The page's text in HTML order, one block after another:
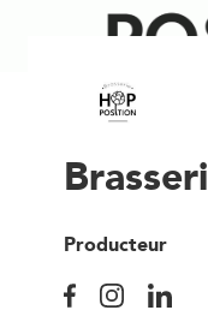
Producteur